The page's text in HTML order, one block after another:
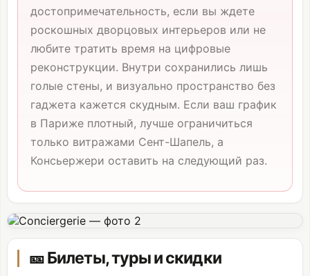
достопримечательность, если вы ждете
роскошных дворцовых интерьеров или не
любите тратить время на цифровые
реконструкции. Внутри сохранились лишь
голые стены, и визуально пространство без
гаджета кажется скудным. Если ваш график
в Париже плотный, лучше ограничиться
только витражами Сент-Шапель, а
Консьержери оставить на следующий раз.
🎫 Билеты, туры и скидки